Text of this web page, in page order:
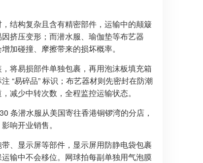
结构复杂且含有精密部件，运输中的颠簸
挤压变形；而潜水服、瑜伽垫等布艺器
加碰撞、摩擦带来的损坏概率。
将易损部件单独包裹，再用泡沫板填充箱
“易碎品” 标识；布艺器材则先密封在防潮
减少中转次数，全程监控运输状态。
条潜水服从美国寄往香港铜锣湾的分店，
响开业销售。
、显示屏等部件，显示屏用防静电袋包裹
输中不会移位。网球拍每副单独用气泡膜